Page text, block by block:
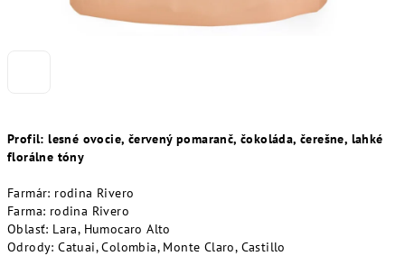
Profil: lesné ovocie, červený pomaranč, čokoláda, čerešne, lahké
florálne tóny
Farmár: rodina Rivero
Farma: rodina Rivero
Oblasť: Lara, Humocaro Alto
Odrody:Catuai, Colombia, Monte Claro, Castillo